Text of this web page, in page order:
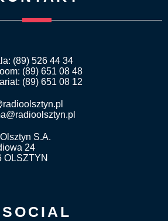
(89) 526 44 34
(89) 651 08 48
(89) 651 08 12
S.A.
24
OLSZTYN
SOCIAL